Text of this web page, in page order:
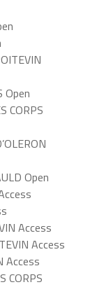
Open
CORPS
Open
Access
Access
Access
CORPS